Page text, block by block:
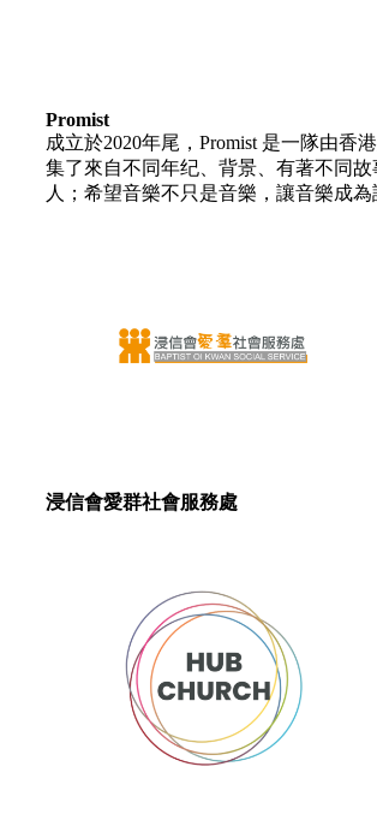
Promist
成立於2020年尾，Promist 是一隊由香
集了來自不同年纪、背景、有著不同
人；希望音樂不只是音樂，讓音樂成為
浸信會愛群社會服務處